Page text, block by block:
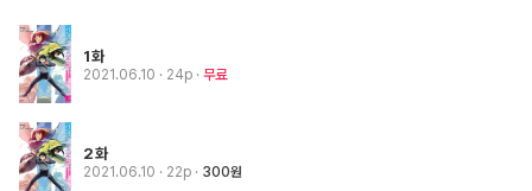
1화
2021.06.10 · 24p 무료
2화
2021.06.10 · 22p 300원